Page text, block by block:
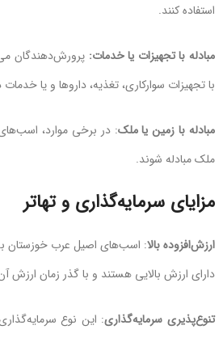
استفاده کنند.
مبادله با تجهیزات یا خدمات: پرورش‌دهندگان
با تجهیزات سوارکاری، تغذیه، داروها و یا خدمات
مبادله با زمین یا ملک: در برخی موارد، اسب‌های
ملک مبادله شوند.
مزایای سرمایه‌گذاری و تهاتر
ارزش‌افزوده بالا: اسب‌های اصیل عرب خوزستان
دارای ارزش بالایی هستند و با گذر زمان ارزش
تنوع‌پذیری سرمایه‌گذاری: این نوع